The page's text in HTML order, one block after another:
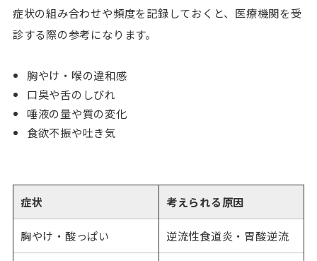
症状の組み合わせや頻度を記録しておくと、医療機関を受
診する際の参考になります。
胸やけ・喉の違和感
口臭や舌のしびれ
唾液の量や質の変化
食欲不振や吐き気
症状 考えられる原因
胸やけ・酸っぱい 逆流性食道炎・胃酸逆流